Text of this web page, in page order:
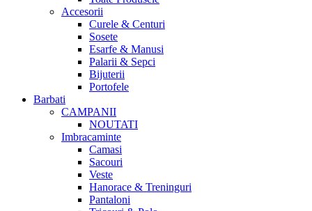
Accesorii
Curele & Centuri
Sosete
Esarfe & Manusi
Palarii & Sepci
Bijuterii
Portofele
Barbati
CAMPANII
NOUTATI
Imbracaminte
Camasi
Sacouri
Veste
Hanorace & Treninguri
Pantaloni